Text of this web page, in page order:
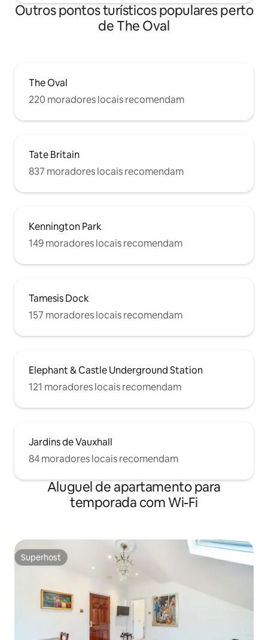
Outros pontos turísticos populares perto
de The Oval
The Oval
220 moradores locais recomendam
Tate Britain
837 moradores locais recomendam
Kennington Park
149 moradores locais recomendam
Tamesis Dock
157 moradores locais recomendam
Elephant & Castle Underground Station
121 moradores locais recomendam
Jardins de Vauxhall
84 moradores locais recomendam
Aluguel de apartamento para
temporada com Wi-Fi
Superhost
Superhost